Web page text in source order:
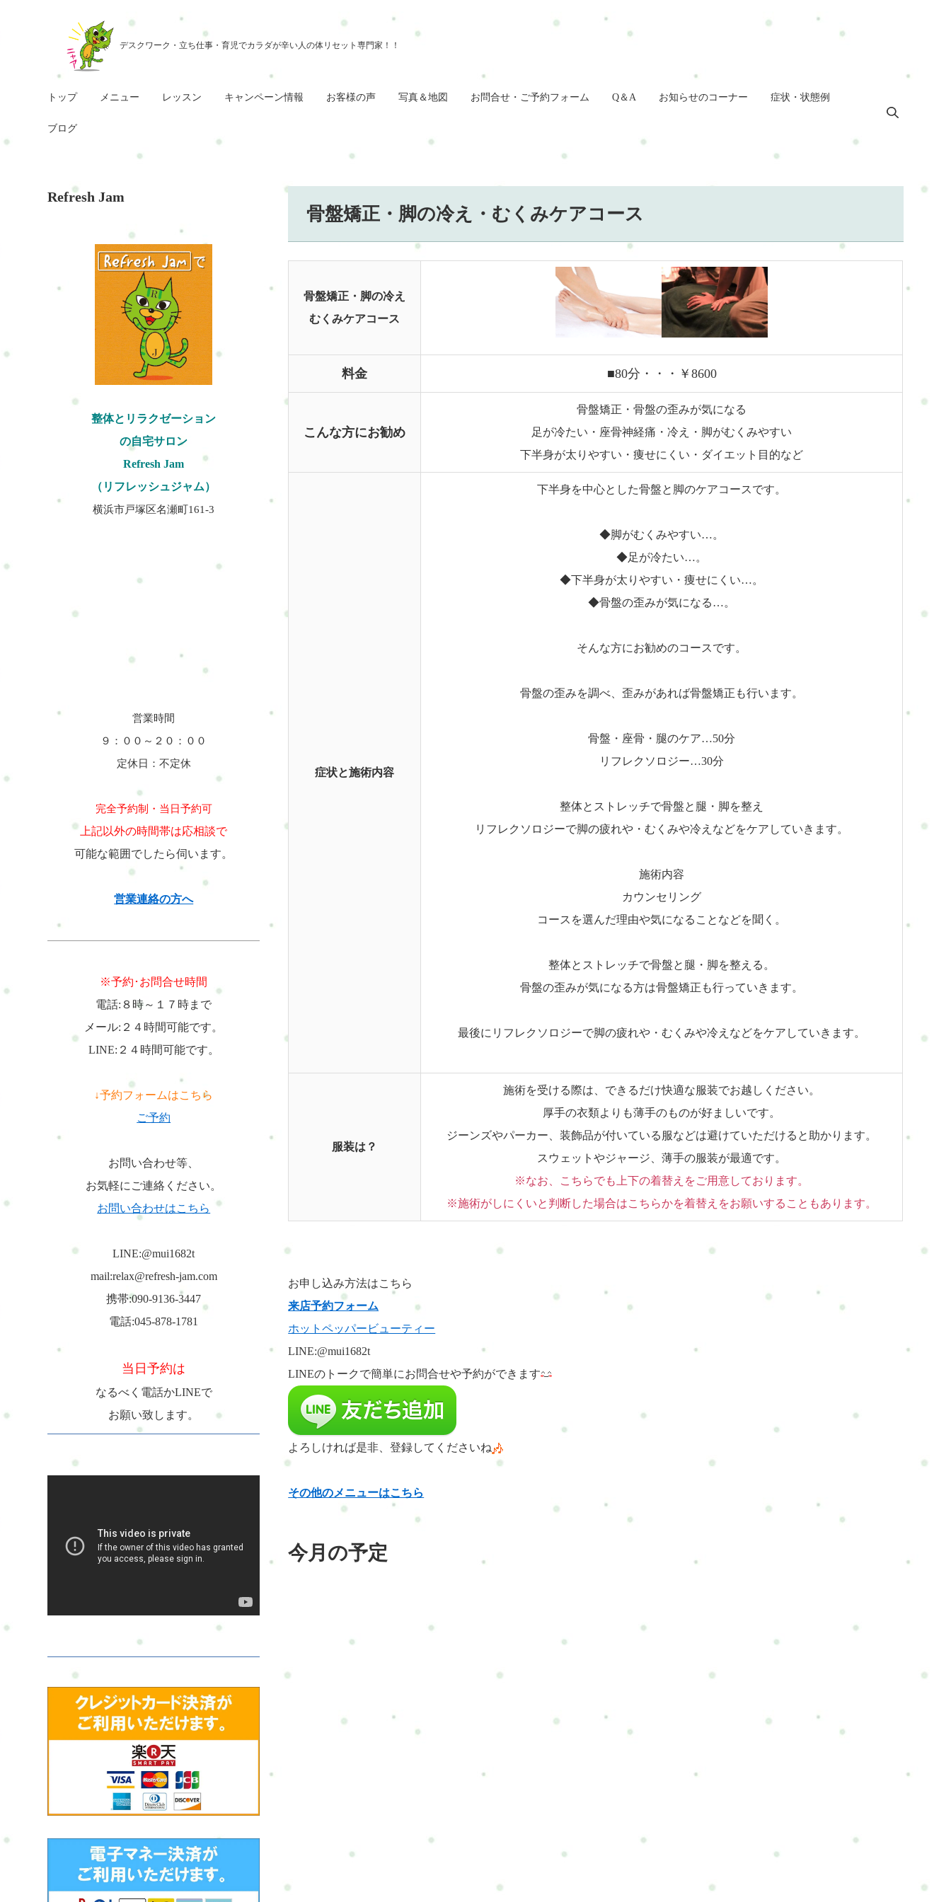
トップ メニュー レッスン キャンペーン情報 お客様の声 写真＆地図 お問合せ・ご予約フォーム Q＆A お知らせのコーナー 症状・状態例
ブログ
骨盤矯正・脚の冷え・むくみケアコース
骨盤矯正・脚の冷え
むくみケアコース
料金 ■80分・・・￥8600
こんな方にお勧め
骨盤矯正・骨盤の歪みが気になる
足が冷たい・座骨神経痛・冷え・脚がむくみやすい
下半身が太りやすい・痩せにくい・ダイエット目的など
症状と施術内容
下半身を中心とした骨盤と脚のケアコースです。
◆脚がむくみやすい…。
◆足が冷たい…。
◆下半身が太りやすい・痩せにくい…。
◆骨盤の歪みが気になる…。
そんな方にお勧めのコースです。
骨盤の歪みを調べ、歪みがあれば骨盤矯正も行います。
骨盤・座骨・腿のケア…50分
リフレクソロジー…30分
整体とストレッチで骨盤と腿・脚を整え
リフレクソロジーで脚の疲れや・むくみや冷えなどをケアしていきます。
施術内容
カウンセリング
コースを選んだ理由や気になることなどを聞く。
整体とストレッチで骨盤と腿・脚を整える。
骨盤の歪みが気になる方は骨盤矯正も行っていきます。
最後にリフレクソロジーで脚の疲れや・むくみや冷えなどをケアしていきます。
服装は？
施術を受ける際は、できるだけ快適な服装でお越しください。
厚手の衣類よりも薄手のものが好ましいです。
ジーンズやパーカー、装飾品が付いている服などは避けていただけると助かります。
スウェットやジャージ、薄手の服装が最適です。
※なお、こちらでも上下の着替えをご用意しております。
※施術がしにくいと判断した場合はこちらかを着替えをお願いすることもあります。
お申し込み方法はこちら
来店予約フォーム
ホットペッパービューティー
LINE:@mui1682t
LINEのトークで簡単にお問合せや予約ができます
よろしければ是非、登録してくださいね
その他のメニューはこちら
今月の予定
Refresh Jam
整体とリラクゼーション
の自宅サロン
Refresh Jam
（リフレッシュジャム）
横浜市戸塚区名瀬町161-3
営業時間
９：００～２０：００
定休日：不定休
完全予約制・当日予約可
上記以外の時間帯は応相談で
可能な範囲でしたら伺います。
営業連絡の方へ
※予約･お問合せ時間
電話:８時～１７時まで
メール:２４時間可能です。
LINE:２４時間可能です。
↓予約フォームはこちら
ご予約
お問い合わせ等、
お気軽にご連絡ください。
お問い合わせはこちら
LINE:@mui1682t
mail:relax@refresh-jam.com
携帯:090-9136-3447
電話:045-878-1781
当日予約は
なるべく電話かLINEで
お願い致します。